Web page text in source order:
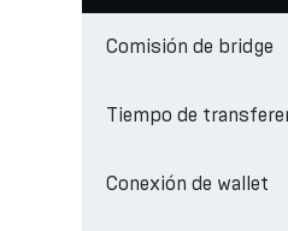
Comisión de bridge
Tiempo de
Conexión de wallet